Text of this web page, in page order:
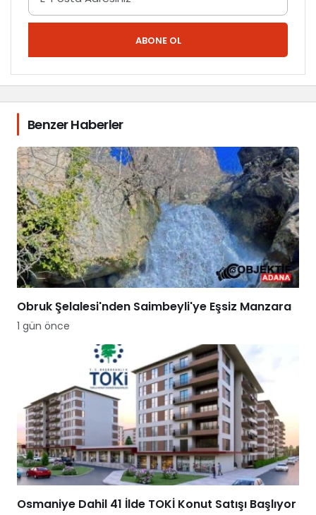
ABONE OL
Benzer Haberler
Obruk Şelalesi'nden Saimbeyli'ye Eşsiz Manzara
1 gün önce
Osmaniye Dahil 41 İlde TOKİ Konut Satışı Başlıyor